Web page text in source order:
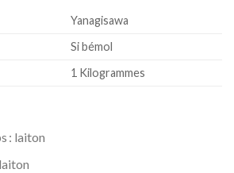
Yanagisawa
Si bémol
1 Kilogrammes
: laiton